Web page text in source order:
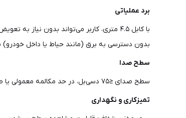
برد عملیاتی
با کابل ۴.۵ متری، کاربر می‌تواند بدون
بدون دسترسی به برق (مانند حیاط یا داخل خودرو)
سطح صدا
سطح صدای ≤۷۵ دسی‌بل، در حد مکالمه معمولی یا صدای ترافیک سبک شهری است. این میزان صدا برای یک جاروی اقتصادی در این رنج قیمتی قابل قبول است و در طول روز مزاحمت چندانی ایجاد نمی‌کند.
تمیزکاری و نگهداری